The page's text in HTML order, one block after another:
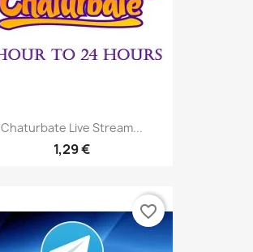
Chaturbate Live Stream...
1,29 €
favorite_border